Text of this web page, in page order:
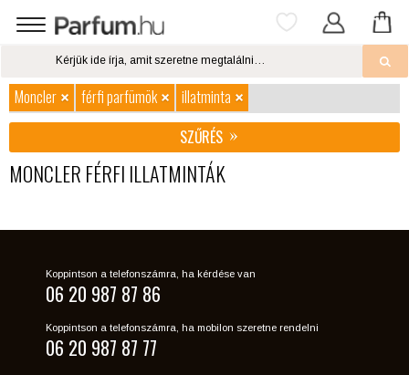
Moncler férfi parfümök
illatminta
SZŰRÉS
MONCLER FÉRFI ILLATMINTÁK
Koppintson a telefonszámra, ha kérdése van
06 20 987 87 86
Koppintson a telefonszámra, ha mobilon szeretne rendelni
06 20 987 87 77